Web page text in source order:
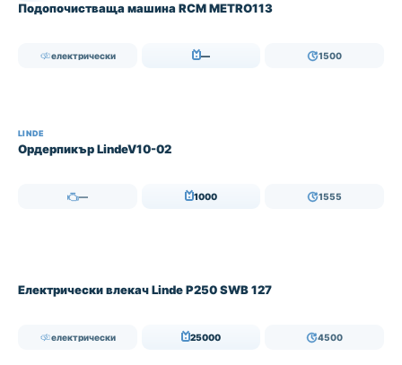
Подопочистваща машина RCM METRO113
електрически — 1500
LINDE
Ордерпикър LindeV10-02
— 1000 1555
Електрически влекач Linde P250 SWB 127
електрически 25000 4500